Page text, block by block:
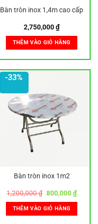
Bàn tròn inox 1,4m cao cấp
2,750,000₫
THÊM VÀO GIỎ HÀNG
-33%
Bàn tròn inox 1m2
1,200,000₫ Giá
là:
1,200,000 ₫.
800,000₫Giá
hiện
THÊM VÀO GIỎ HÀNG